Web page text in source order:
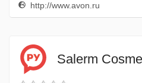
http://www.avon.ru
Salerm